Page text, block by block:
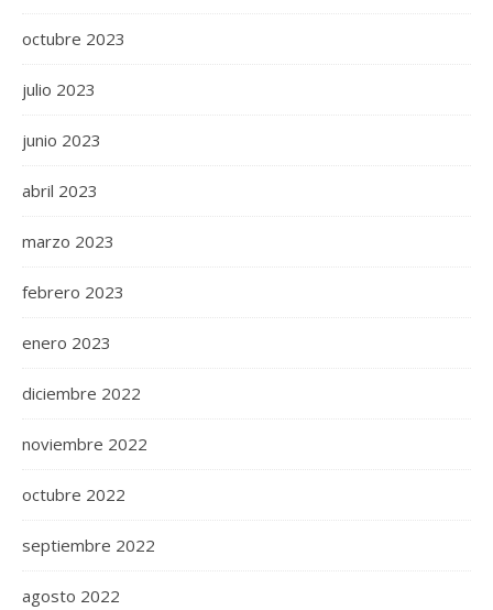
octubre 2023
julio 2023
junio 2023
abril 2023
marzo 2023
febrero 2023
enero 2023
diciembre 2022
noviembre 2022
octubre 2022
septiembre 2022
agosto 2022